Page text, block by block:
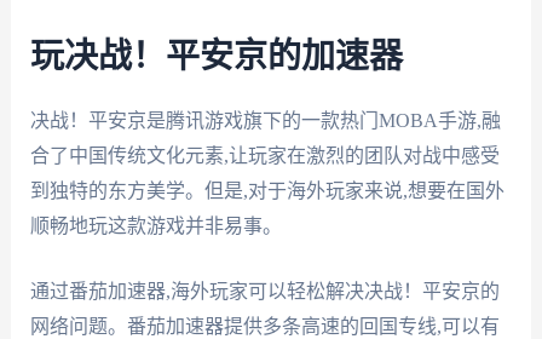
玩决战！平安京的加速器
决战！平安京是腾讯游戏旗下的一款热门MOBA手游,融
合了中国传统文化元素,让玩家在激烈的团队对战中感受
到独特的东方美学。但是,对于海外玩家来说,想要在国外
顺畅地玩这款游戏并非易事。
通过番茄加速器,海外玩家可以轻松解决决战！平安京的
网络问题。番茄加速器提供多条高速的回国专线,可以有